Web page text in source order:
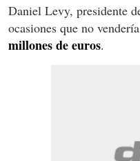
Daniel Levy, presidente
ocasiones que no
millones de euros.